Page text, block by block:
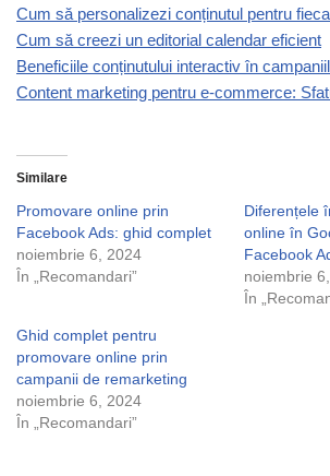
Cum să personalizezi conținutul pentru
Cum să creezi un editorial calendar eficient
Beneficiile conținutului interactiv în
Content marketing pentru e-commerce:
Similare
Promovare online prin
Facebook Ads: ghid complet
noiembrie 6, 2024
În „Recomandari”
Diferențele
online în
Facebook
noiembrie
În
Ghid complet pentru
promovare online prin
campanii de remarketing
noiembrie 6, 2024
În „Recomandari”